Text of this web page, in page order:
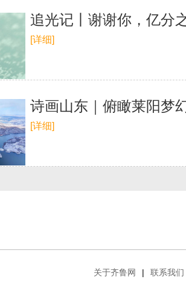
追光记丨谢谢你，亿分
[详细]
诗画山东｜俯瞰莱阳梦
[详细]
关于齐鲁网 |
联系我们